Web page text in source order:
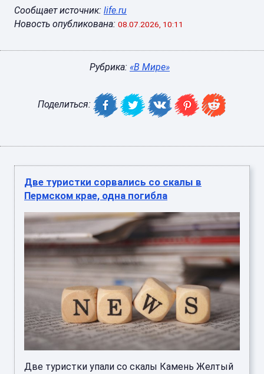
Сообщает источник: life.ru
Новость опубликована: 08.07.2026, 10:11
Рубрика: «В Мире»
Поделиться:
Две туристки сорвались со скалы в
Пермском крае, одна погибла
Две туристки упали со скалы Камень Желтый